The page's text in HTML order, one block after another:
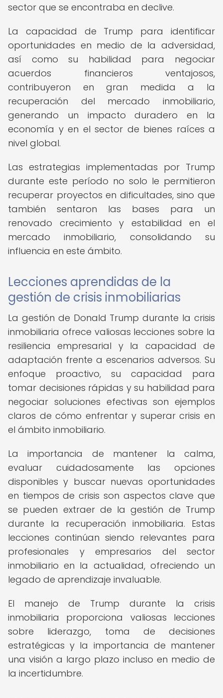
sector que se encontraba en declive.
La capacidad de Trump para identificar
oportunidades en medio de la adversidad,
así como su habilidad para negociar
acuerdos financieros ventajosos,
contribuyeron en gran medida a la
recuperación del mercado inmobiliario,
generando un impacto duradero en la
economía y en el sector de bienes raíces a
nivel global.
Las estrategias implementadas por Trump
durante este período no solo le permitieron
recuperar proyectos en dificultades, sino que
también sentaron las bases para un
renovado crecimiento y estabilidad en el
mercado inmobiliario, consolidando su
influencia en este ámbito.
Lecciones aprendidas de la
gestión de crisis inmobiliarias
La gestión de Donald Trump durante la crisis
inmobiliaria ofrece valiosas lecciones sobre la
resiliencia empresarial y la capacidad de
adaptación frente a escenarios adversos. Su
enfoque proactivo, su capacidad para
tomar decisiones rápidas y su habilidad para
negociar soluciones efectivas son ejemplos
claros de cómo enfrentar y superar crisis en
el ámbito inmobiliario.
La importancia de mantener la calma,
evaluar cuidadosamente las opciones
disponibles y buscar nuevas oportunidades
en tiempos de crisis son aspectos clave que
se pueden extraer de la gestión de Trump
durante la recuperación inmobiliaria. Estas
lecciones continúan siendo relevantes para
profesionales y empresarios del sector
inmobiliario en la actualidad, ofreciendo un
legado de aprendizaje invaluable.
El manejo de Trump durante la crisis
inmobiliaria proporciona valiosas lecciones
sobre liderazgo, toma de decisiones
estratégicas y la importancia de mantener
una visión a largo plazo incluso en medio de
la incertidumbre.